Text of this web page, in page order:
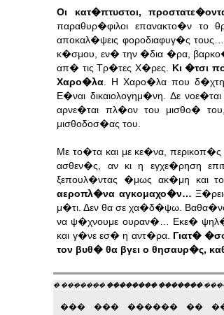
Οι κατ�πτυστοι,
παραθυρ�φιλοι επανακτο�ν το
αποκαλ�ψεις φοροδιαφυγ�ς
κ�σμου, εν� την �δια �ρα,
απ� τις Τρ�τες Χ�ρες. Κι �τσι
Χαρο�λα . Η Χαρο�λα που
Ε�ναι δικαιολογημ�νη. Δε
αρνε�ται πλ�ον του μισθο�
μισθοδοσ�ας του.
Με το�τα και με κε�να,
ασθεν�ς, αν κι η εγχε�ρηση
ξεπουλ�ντας �μως ακ�μη και
αεροπλ�να αγκομαχο�ν…
μ�τι. Δεν θα σε χα�δ�ψω.
να ψ�χνουμε ουραν�… Εκε�
και γ�νε εσ� η αντ�ρα. Γιατ�
τον βυθ� θα βγει ο θησαυρ�ς,
� ������� �������� �������
��� ��� ������ ��